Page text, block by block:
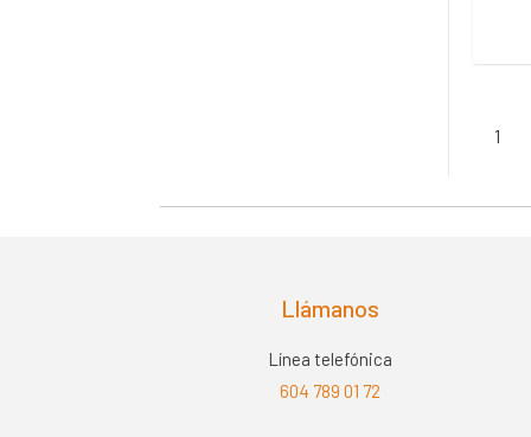
1
Llámanos
Línea telefónica
604 789 01 72